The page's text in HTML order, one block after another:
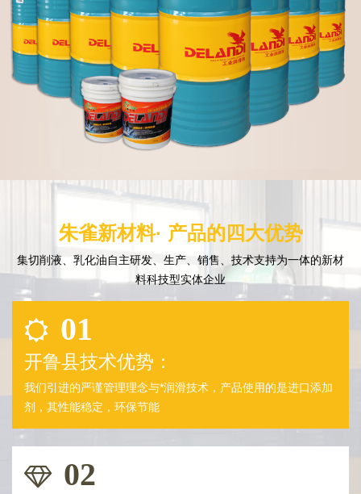
朱雀新材料· 产品的四大优势
集切削液、乳化油自主研发、生产、销售、技术支持为一体的新材
料科技型实体企业
01
开鲁县技术优势：
我们引进的严谨管理理念与*润滑技术，产品使用的是进口添加
剂，其性能稳定，环保节能
02